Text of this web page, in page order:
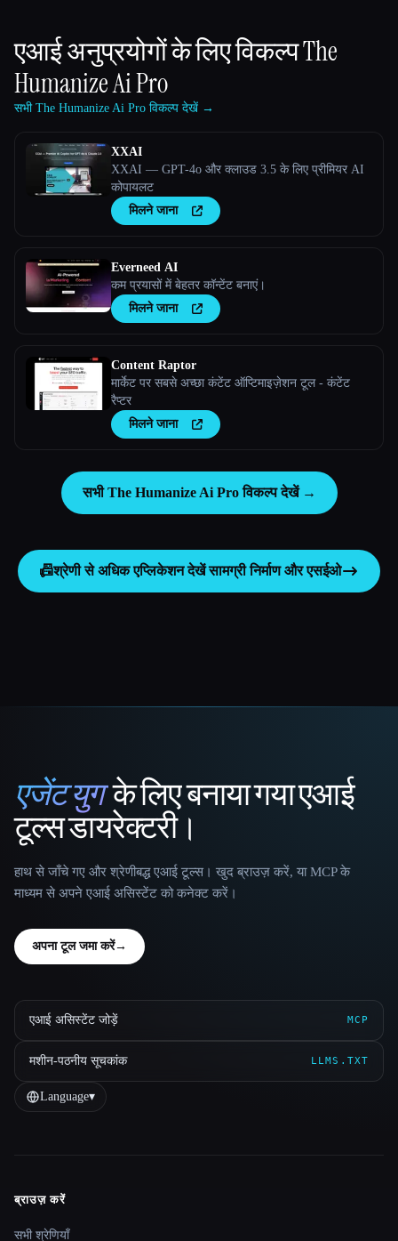
एआई अनुप्रयोगों के लिए विकल्पThe
Humanize Ai Pro
सभी The Humanize Ai Pro विकल्प देखें →
XXAI
XXAI — GPT-4o और क्लाउड 3.5 के लिए प्रीमियर AI
कोपायलट
मिलने जाना
Everneed AI
कम प्रयासों में बेहतर कॉन्टेंट बनाएं।
मिलने जाना
Content Raptor
मार्केट पर सबसे अच्छा कंटेंट ऑप्टिमाइज़ेशन टूल - कंटेंट
रैप्टर
मिलने जाना
सभी The Humanize Ai Pro विकल्प देखें →
📠श्रेणी से अधिक एप्लिकेशन देखेंसामग्री निर्माण और एसईओ
That AI Collection
एजेंट युगके लिए बनाया गया एआई
टूल्स डायरेक्टरी।
हाथ से जाँचे गए और श्रेणीबद्ध एआई टूल्स। खुद ब्राउज़ करें, या MCP के
माध्यम से अपने एआई असिस्टेंट को कनेक्ट करें।
अपना टूल जमा करें→
एआई असिस्टेंट जोड़ें MCP
मशीन-पठनीय सूचकांक LLMS.TXT
Language▾
Site navigation
ब्राउज़ करें
सभी श्रेणियाँ